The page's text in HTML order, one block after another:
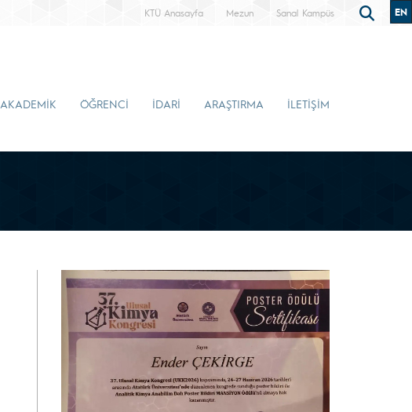
KTÜ Anasayfa Mezun Sanal Kampüs EN
AKADEMİK ÖĞRENCİ İDARİ ARAŞTIRMA İLETİŞİM